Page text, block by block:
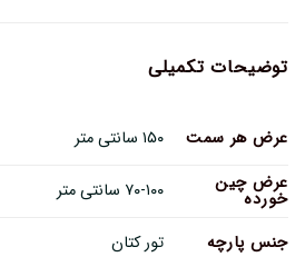
توضیحات تکمیلی
عرض هر سمت
۱۵۰ سانتی متر
عرض چین
خورده ۷۰-۱۰۰ سانتی متر
جنس پارچه تور کتان